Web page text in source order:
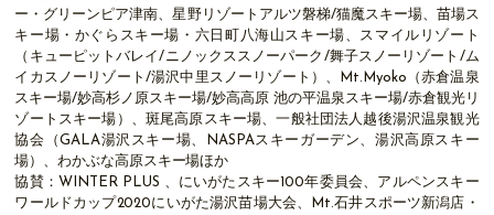
ー・グリーンピア津南、星野リゾートアルツ磐梯/猫魔スキー場、苗場ス
キー場・かぐらスキー場・六日町八海山スキー場、スマイルリゾート
（キューピットバレイ/ニノックススノーパーク/舞子スノーリゾート/ム
イカスノーリゾート/湯沢中里スノーリゾート）、Mt.Myoko（赤倉温泉
スキー場/妙高杉ノ原スキー場/妙高高原 池の平温泉スキー場/赤倉観光リ
ゾートスキー場）、斑尾高原スキー場、一般社団法人越後湯沢温泉観光
協会（GALA湯沢スキー場、NASPAスキーガーデン、湯沢高原スキー
場）、わかぶな高原スキー場ほか
協賛：WINTER PLUS 、にいがたスキー100年委員会、アルペンスキー
ワールドカップ2020にいがた湯沢苗場大会、Mt.石井スポーツ新潟店・